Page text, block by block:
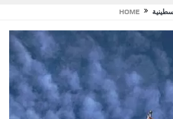
يقر مشروع تعديل قانون الملكية العقارية
القاضي يلتقي رؤساء تحرير الصحف اليومية
الملك يتلقى اتصالا هاتفيا من العاهل البحريني التوفيق
HOME